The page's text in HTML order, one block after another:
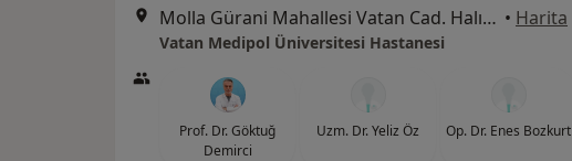
Molla Gürani Mahallesi Vatan Cad. Halıcılar Köşkü Sk. No:11 Aksaray, Fatih • Harita
Vatan Medipol Üniversitesi Hastanesi
Prof. Dr. Göktuğ
Demirci
Uzm. Dr. Yeliz Öz Op. Dr. Enes Bozkurt